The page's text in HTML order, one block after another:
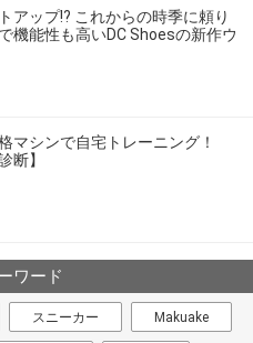
アップ!? これからの時季に頼り
機能性も高いDC Shoesの新作ウ
マシンで自宅トレーニング！
断】
ワード
スニーカー Makuake